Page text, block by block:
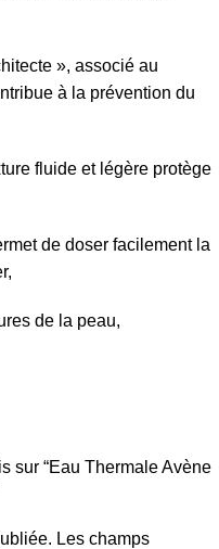
», associé au
à la prévention du
fluide et légère protège
de doser facilement la
de la peau,
sur “Eau Thermale Avène
Les champs